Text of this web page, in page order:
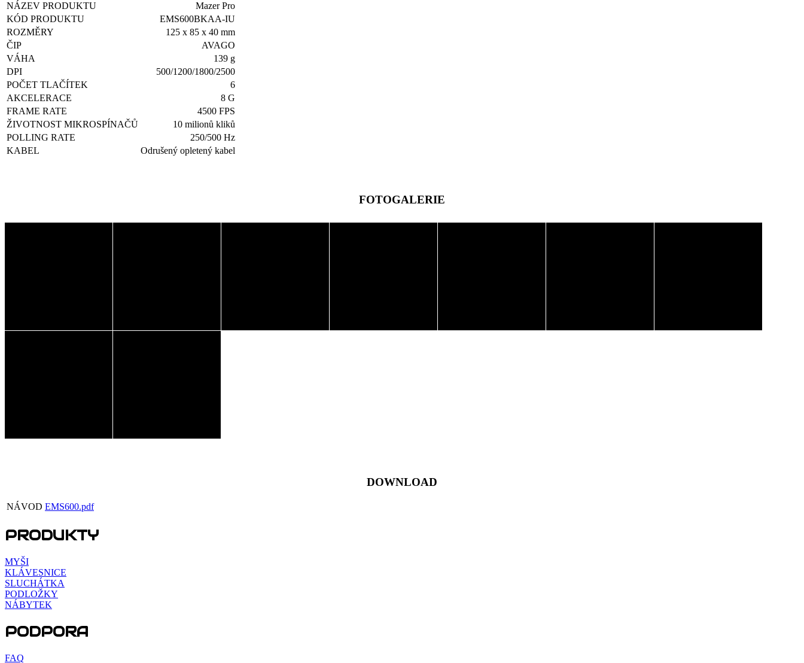
NÁZEV PRODUKTU
Mazer Pro
KÓD PRODUKTU
EMS600BKAA-IU
ROZMĚRY
125 x 85 x 40 mm
ČIP
AVAGO
VÁHA
139 g
DPI
500/1200/1800/2500
POČET TLAČÍTEK
6
AKCELERACE
8 G
FRAME RATE
4500 FPS
ŽIVOTNOST MIKROSPÍNAČŮ
10 milionů kliků
POLLING RATE
250/500 Hz
KABEL
Odrušený opletený kabel
FOTOGALERIE
DOWNLOAD
NÁVOD EMS600.pdf
PRODUKTY
MYŠI
KLÁVESNICE
SLUCHÁTKA
PODLOŽKY
NÁBYTEK
PODPORA
FAQ